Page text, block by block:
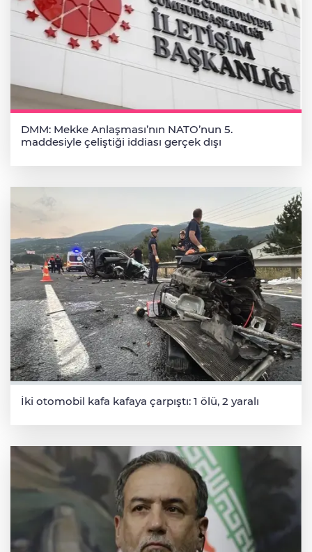
DMM: Mekke Anlaşması’nın NATO’nun 5.
maddesiyle çeliştiği iddiası gerçek dışı
İki otomobil kafa kafaya çarpıştı: 1 ölü, 2 yaralı